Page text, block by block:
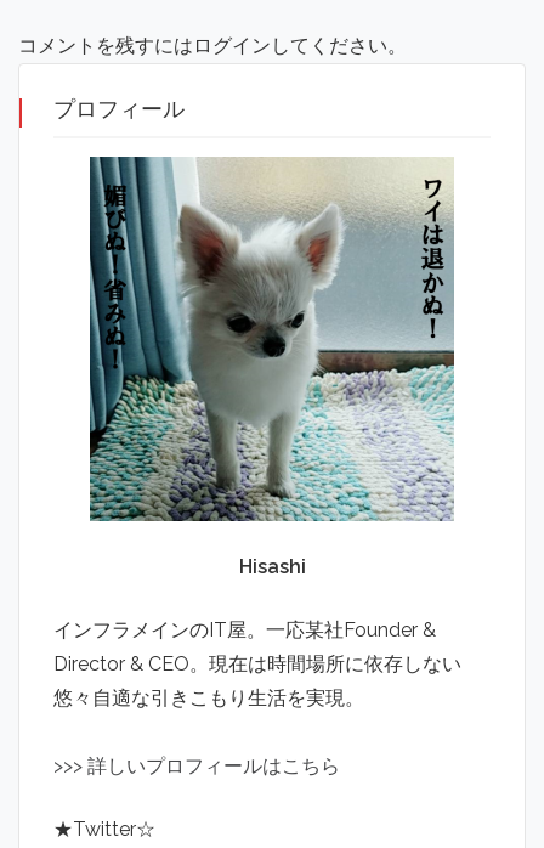
コメントを残すにはログインしてください。
プロフィール
Hisashi
インフラメインのIT屋。一応某社Founder &
Director & CEO。現在は時間場所に依存しない
悠々自適な引きこもり生活を実現。
>>> 詳しいプロフィールはこちら
★Twitter☆